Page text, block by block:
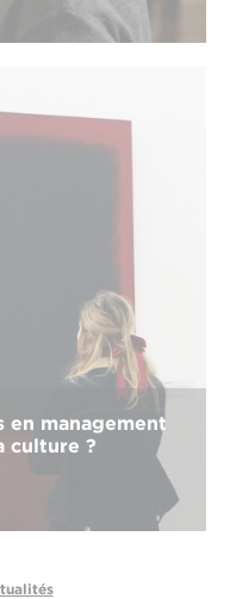
en management
culture ?